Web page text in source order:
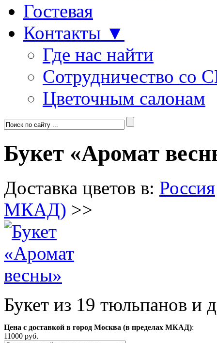
Гостевая
Контакты ▼
Где нас найти
Сотрудничество со
Цветочным салонам
Букет «Аромат
Доставка цветов в: Россия
МКАД) >>
Букет из 19 тюльпанов и
Цена с доставкой в город Москва (в пределах МКАД):
11000 руб.